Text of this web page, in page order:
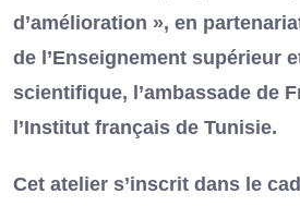
d’amélioration », en
de l’Enseignement supérieur
scientifique, l’ambassade de
l’Institut français de Tunisie.
Cet atelier s’inscrit dans le